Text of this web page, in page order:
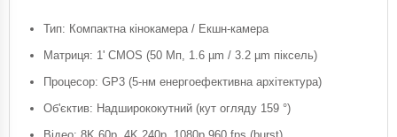
Тип: Компактна кінокамера / Екшн-камера
Матриця: 1' CMOS (50 Мп, 1.6 µm / 3.2 µm піксель)
Процесор: GP3 (5-нм енергоефективна архітектура)
Об'єктив: Надширококутний (кут огляду 159 °)